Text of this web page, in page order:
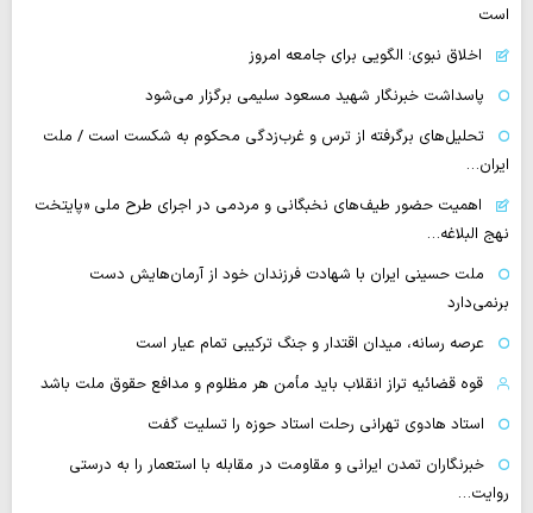
است
اخلاق نبوی؛ الگویی برای جامعه امروز
پاسداشت خبرنگار شهید مسعود سلیمی برگزار می‌شود
تحلیل‌های برگرفته از ترس و غرب‌زدگی محکوم به شکست است / ملت
ایران…
اهمیت حضور طیف‌های نخبگانی و مردمی در اجرای طرح ملی «پایتخت
نهج البلاغه…
ملت حسینی ایران با شهادت فرزندان خود از آرمان‌هایش دست
برنمی‌دارد
عرصه رسانه، میدان اقتدار و جنگ ترکیبی تمام عیار است
قوه قضائیه تراز انقلاب باید مأمن هر مظلوم و مدافع حقوق ملت باشد
استاد هادوی تهرانی رحلت استاد حوزه را تسلیت گفت
خبرنگاران تمدن ایرانی و مقاومت در مقابله با استعمار را به درستی
روایت…